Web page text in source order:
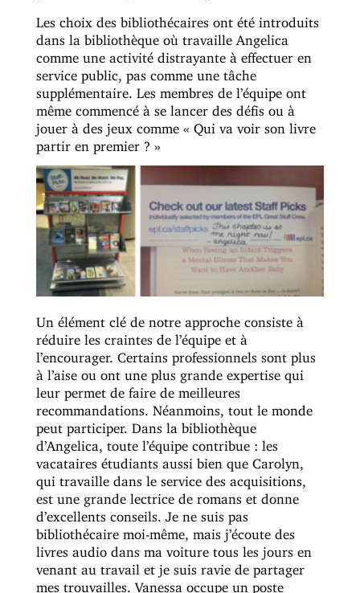
Les choix des bibliothécaires ont été introduits
dans la bibliothèque où travaille Angelica
comme une activité distrayante à effectuer en
service public, pas comme une tâche
supplémentaire. Les membres de l’équipe ont
même commencé à se lancer des défis ou à
jouer à des jeux comme « Qui va voir son livre
partir en premier ? »
Un élément clé de notre approche consiste à
réduire les craintes de l’équipe et à
l’encourager. Certains professionnels sont plus
à l’aise ou ont une plus grande expertise qui
leur permet de faire de meilleures
recommandations. Néanmoins, tout le monde
peut participer. Dans la bibliothèque
d’Angelica, toute l’équipe contribue : les
vacataires étudiants aussi bien que Carolyn,
qui travaille dans le service des acquisitions,
est une grande lectrice de romans et donne
d’excellents conseils. Je ne suis pas
bibliothécaire moi-même, mais j’écoute des
livres audio dans ma voiture tous les jours en
venant au travail et je suis ravie de partager
mes trouvailles. Vanessa occupe un poste